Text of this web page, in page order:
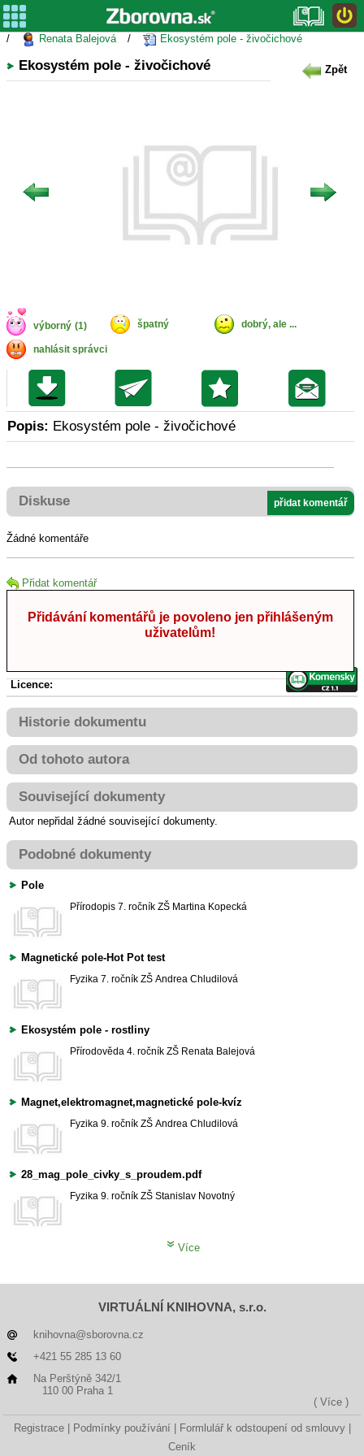
/ Renata Balejová / Ekosystém pole - živočichové
Ekosystém pole - živočichové Zpět
výborný (1) špatný dobrý, ale ...
nahlásit správci
Popis: Ekosystém pole - živočichové
Diskuse přidat komentář
Žádné komentáře
Přidat komentář
Přidávání komentářů je povoleno jen přihlášeným
uživatelům!
Licence:
Historie dokumentu
Od tohoto autora
Související dokumenty
Autor nepřidal žádné související dokumenty.
Podobné dokumenty
Pole
Přírodopis 7. ročník ZŠ Martina Kopecká
Magnetické pole-Hot Pot test
Fyzika 7. ročník ZŠ Andrea Chludilová
Ekosystém pole - rostliny
Přírodověda 4. ročník ZŠ Renata Balejová
Magnet,elektromagnet,magnetické pole-kvíz
Fyzika 9. ročník ZŠ Andrea Chludilová
28_mag_pole_civky_s_proudem.pdf
Fyzika 9. ročník ZŠ Stanislav Novotný
Více
VIRTUÁLNÍ KNIHOVNA, s.r.o.
knihovna@sborovna.cz
+421 55 285 13 60
Na Perštýně 342/1
110 00 Praha 1
( Více )
Registrace Podmínky používání
Formlulář k odstoupení od smlouvy
Ceník